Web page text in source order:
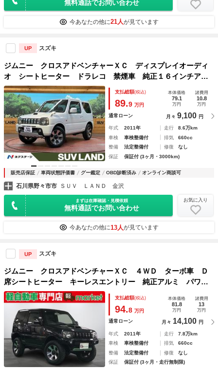
無料通話でお問い合わせ
今あなたの他に21人が見ています
UP スズキ
ジムニー クロスアドベンチャーＸＣ ディスプレイオーディ
オ シートヒーター ドラレコ 禁煙車 純正１６インチアル
ミ ＣＤ ＤＶＤ再生 電動格納ミラー 純正革巻きハンドル
支払総額(税込)
89.9 万円
本体価格
79.1
万円
諸費用
10.8
万円
通常ローン 月々 9,100 円
年式 2011年 走行
8.6万km
車検
車検整備付 排気
660cc
整備
法定整備付 修復
なし
保証
保証付 (3ヶ月・3000km)
販売店保証 車両状態評価書 グー鑑定 OBD診断済み オンライン商談可
石川県野々市市 ＳＵＶ ＬＡＮＤ 金沢
まずは在庫確認・見積依頼
無料通話でお問い合わせ
お気に入り
今あなたの他に13人が見ています
UP スズキ
ジムニー クロスアドベンチャーＸＣ ４ＷＤ ターボ車 Ｄ
席シートヒーター キーレスエントリー 純正アルミ パワー
ウィンドウ パワーステアリング エアコン 運転席エアバッ
ク 助手席エアバック ＡＢＳ
支払総額(税込)
94.8 万円
本体価格
81.8
万円
諸費用
13
万円
通常ローン 月々 14,100 円
年式 2011年 走行
7.8万km
車検
車検整備付 排気
660cc
整備
法定整備付 修復
なし
保証
保証付 (3ヶ月・走行無制限)